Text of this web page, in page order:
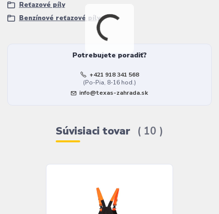
Reťazové píly
Benzínové reťazové píly
Potrebujete poradiť?
+421 918 341 568
(Po-Pia, 8-16 hod.)
info@texas-zahrada.sk
Súvisiaci tovar 10